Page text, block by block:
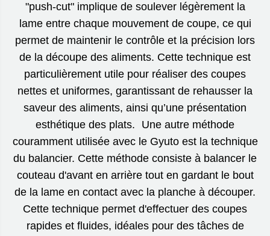
"push-cut" implique de soulever légèrement la
lame entre chaque mouvement de coupe, ce qui
permet de maintenir le contrôle et la précision lors
de la découpe des aliments. Cette technique est
particulièrement utile pour réaliser des coupes
nettes et uniformes, garantissant de rehausser la
saveur des aliments, ainsi qu’une présentation
esthétique des plats. Une autre méthode
couramment utilisée avec le Gyuto est la technique
du balancier. Cette méthode consiste à balancer le
couteau d'avant en arrière tout en gardant le bout
de la lame en contact avec la planche à découper.
Cette technique permet d'effectuer des coupes
rapides et fluides, idéales pour des tâches de